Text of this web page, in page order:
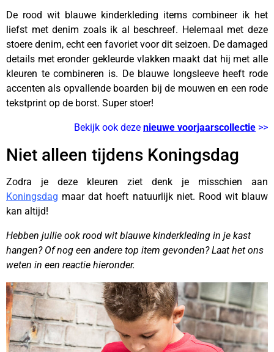
De rood wit blauwe kinderkleding items combineer ik het
liefst met denim zoals ik al beschreef. Helemaal met deze
stoere denim, echt een favoriet voor dit seizoen. De damaged
details met eronder gekleurde vlakken maakt dat hij met alle
kleuren te combineren is. De blauwe longsleeve heeft rode
accenten als opvallende boarden bij de mouwen en een rode
tekstprint op de borst. Super stoer!
Bekijk ook deze nieuwe voorjaarscollectie >>
Niet alleen tijdens Koningsdag
Zodra je deze kleuren ziet denk je misschien aan
Koningsdag maar dat hoeft natuurlijk niet. Rood wit blauw
kan altijd!
Hebben jullie ook rood wit blauwe kinderkleding in je kast
hangen? Of nog een andere top item gevonden? Laat het ons
weten in een reactie hieronder.